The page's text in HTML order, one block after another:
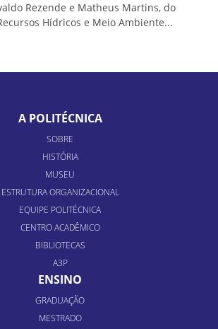
Rezende e Matheus Martins, do
Hídricos e Meio Ambiente...
A POLITÉCNICA
SOBRE
HISTÓRIA
MUSEU
ESTRUTURA ORGANIZACIONAL
EQUIPE POLITÉCNICA
CENTRO ACADÊMICO
BIBLIOTECAS
A3P
ENSINO
GRADUAÇÃO
MESTRADO